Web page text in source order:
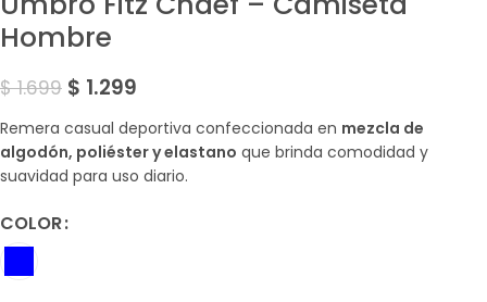
Hombre
$1.699 $ 1.299
Remera casual deportiva confeccionada en mezcla de
algodón, poliéster y elastano que brinda comodidad y
suavidad para uso diario.
COLOR